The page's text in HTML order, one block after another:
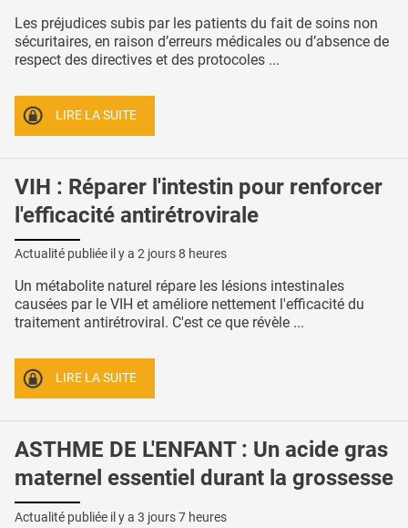
Les préjudices subis par les patients du fait de soins non
sécuritaires, en raison d’erreurs médicales ou d’absence de
respect des directives et des protocoles ...
LIRE LA SUITE
VIH : Réparer l'intestin pour renforcer
l'efficacité antirétrovirale
Actualité publiée il y a 2 jours 8 heures
Un métabolite naturel répare les lésions intestinales
causées par le VIH et améliore nettement l'efficacité du
traitement antirétroviral. C'est ce que révèle ...
LIRE LA SUITE
ASTHME DE L'ENFANT : Un acide gras
maternel essentiel durant la grossesse
Actualité publiée il y a 3 jours 7 heures